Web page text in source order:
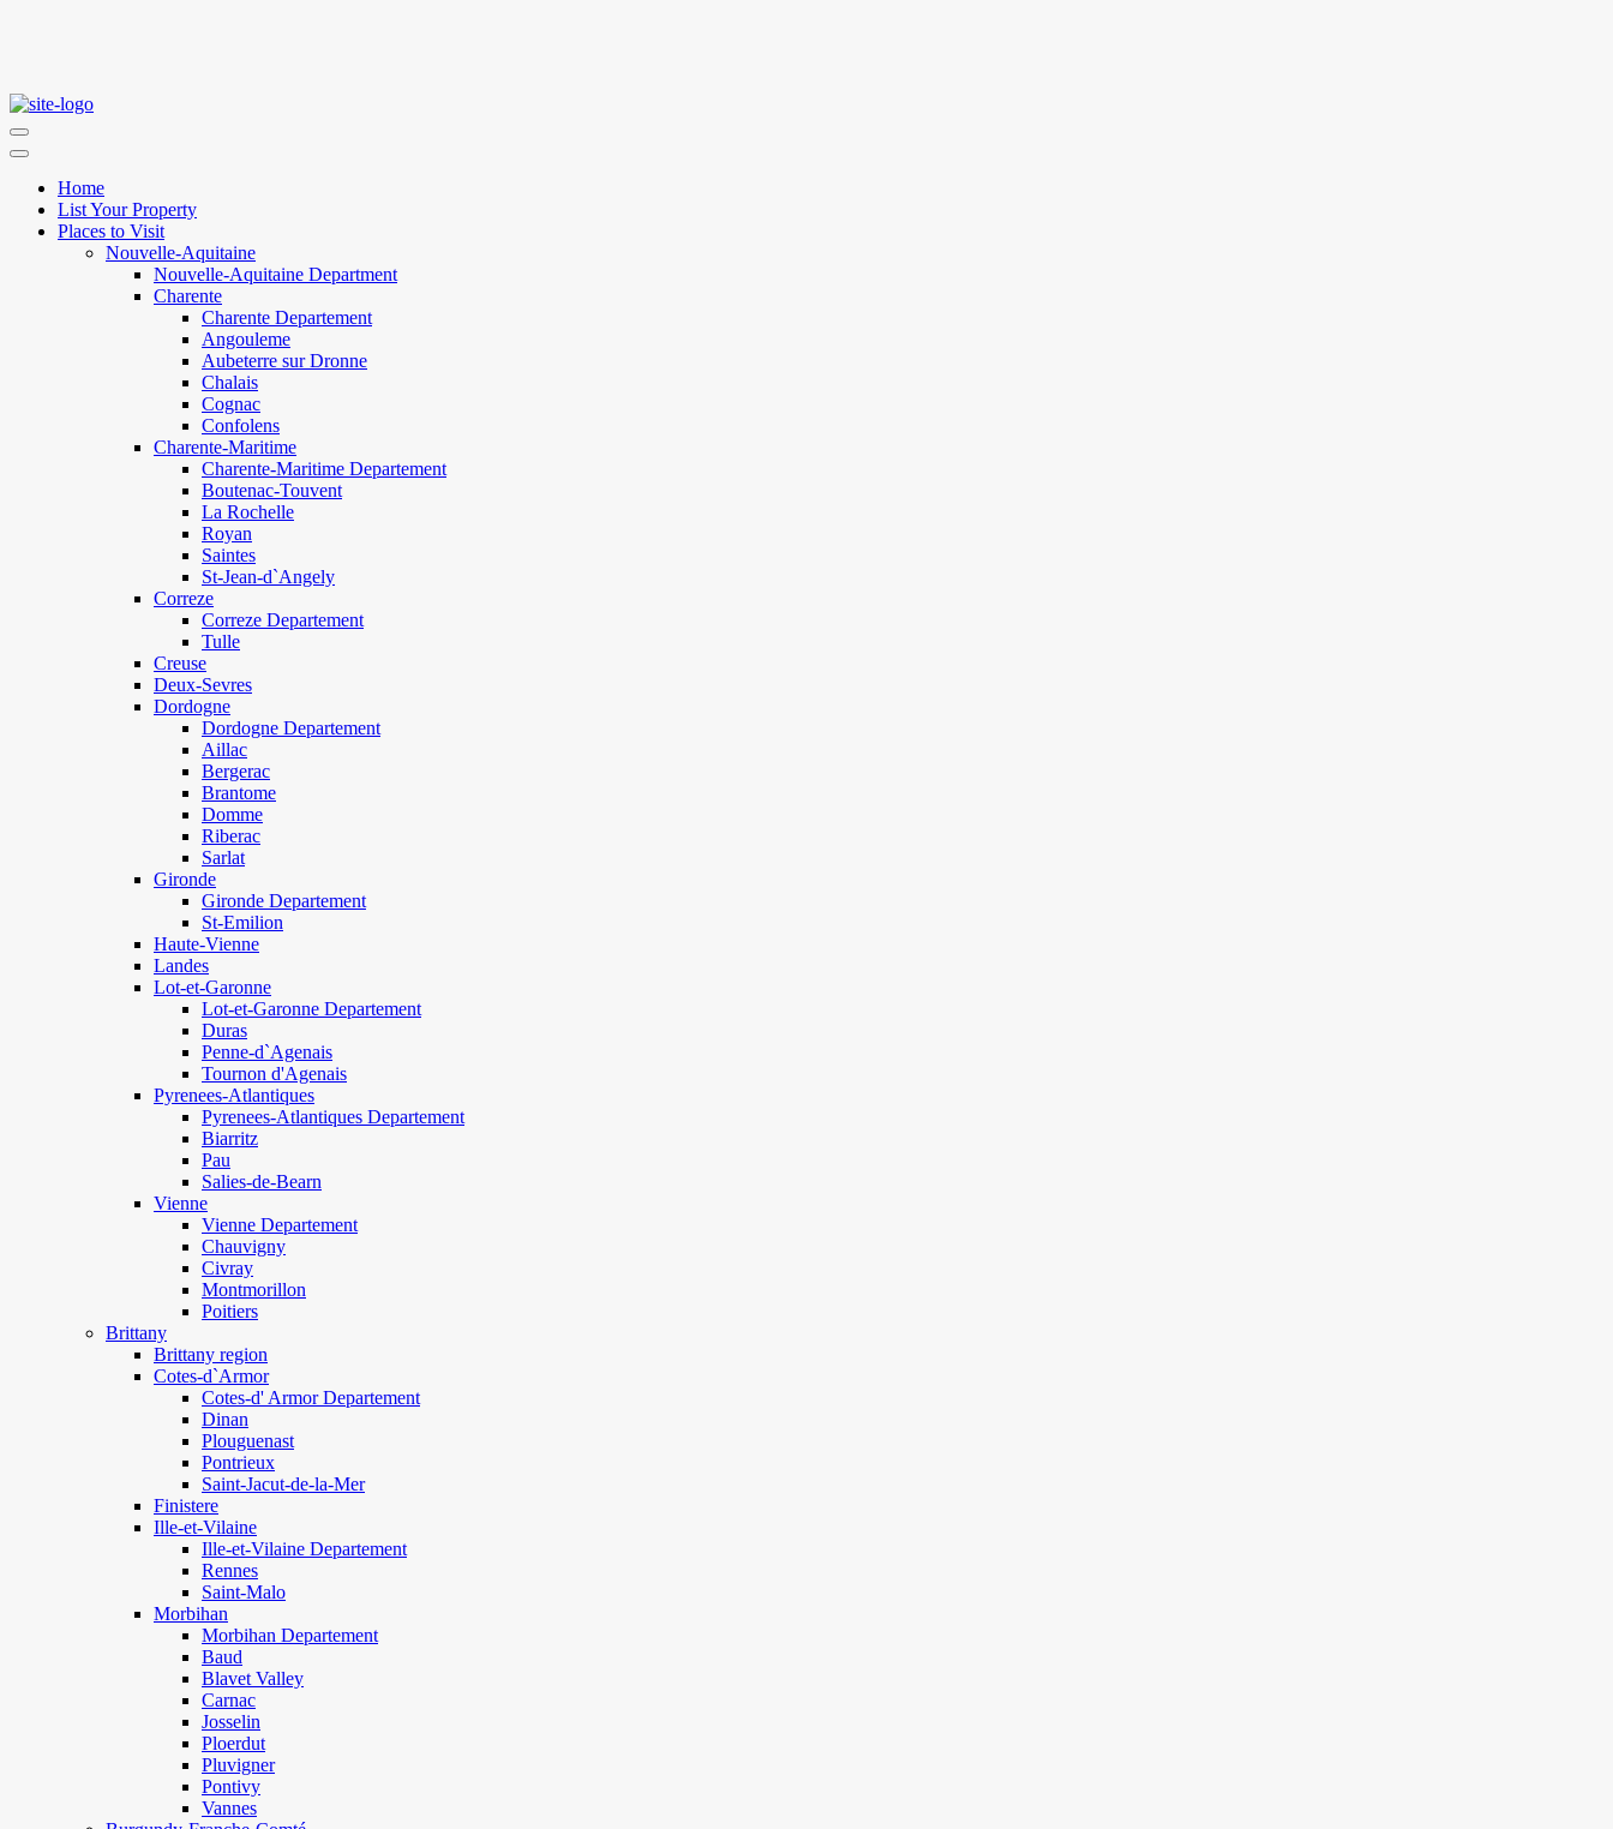
Home
List Your Property
Places to Visit
Nouvelle-Aquitaine
Nouvelle-Aquitaine Department
Charente
Charente Departement
Angouleme
Aubeterre sur Dronne
Chalais
Cognac
Confolens
Charente-Maritime
Charente-Maritime Departement
Boutenac-Touvent
La Rochelle
Royan
Saintes
St-Jean-d`Angely
Correze
Correze Departement
Tulle
Creuse
Deux-Sevres
Dordogne
Dordogne Departement
Aillac
Bergerac
Brantome
Domme
Riberac
Sarlat
Gironde
Gironde Departement
St-Emilion
Haute-Vienne
Landes
Lot-et-Garonne
Lot-et-Garonne Departement
Duras
Penne-d`Agenais
Tournon d'Agenais
Pyrenees-Atlantiques
Pyrenees-Atlantiques Departement
Biarritz
Pau
Salies-de-Bearn
Vienne
Vienne Departement
Chauvigny
Civray
Montmorillon
Poitiers
Brittany
Brittany region
Cotes-d`Armor
Cotes-d' Armor Departement
Dinan
Plouguenast
Pontrieux
Saint-Jacut-de-la-Mer
Finistere
Ille-et-Vilaine
Ille-et-Vilaine Departement
Rennes
Saint-Malo
Morbihan
Morbihan Departement
Baud
Blavet Valley
Carnac
Josselin
Ploerdut
Pluvigner
Pontivy
Vannes